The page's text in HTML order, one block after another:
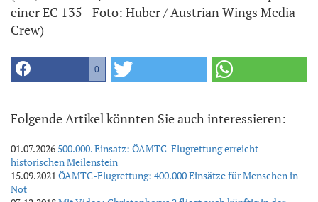
einer EC 135 - Foto: Huber / Austrian Wings Media
Crew)
0
Folgende Artikel könnten Sie auch interessieren:
01.07.2026 500.000. Einsatz: ÖAMTC-Flugrettung erreicht
historischen Meilenstein
15.09.2021 ÖAMTC-Flugrettung: 400.000 Einsätze für Menschen in
Not